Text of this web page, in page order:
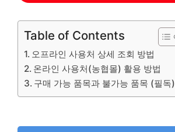
Table of Contents
오프라인 사용처 상세 조회 방법
온라인 사용처(농협몰) 활용 방법
구매 가능 품목과 불가능 품목 (필독)